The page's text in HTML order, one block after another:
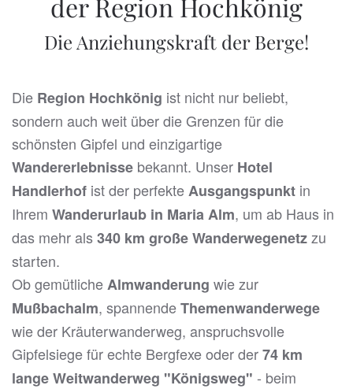
Die Anziehungskraft der Berge!
Die Region Hochkönig ist nicht nur beliebt,
sondern auch weit über die Grenzen für die
schönsten Gipfel und einzigartige
Wandererlebnisse bekannt. Unser Hotel
Handlerhof ist der perfekteAusgangspunkt in
Ihrem Wanderurlaub in Maria Alm, um ab Haus in
das mehr als 340 km große Wanderwegenetzzu
starten.
Ob gemütlicheAlmwanderung wie zur
Mußbachalm, spannendeThemenwanderwege
wie der Kräuterwanderweg, anspruchsvolle
Gipfelsiege für echte Bergfexe oder der74 km
lange Weitwanderweg "Königsweg" - beim